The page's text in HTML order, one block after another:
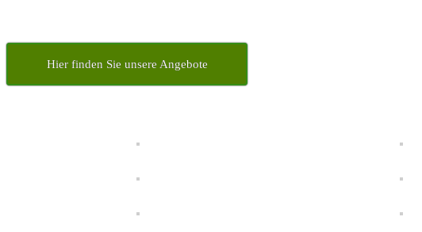
Hier finden Sie unsere Angebote